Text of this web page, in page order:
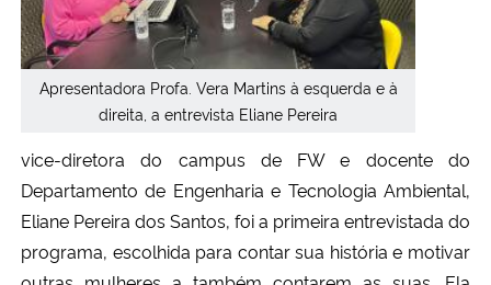
Apresentadora Profa. Vera Martins à esquerda e à
direita, a entrevista Eliane Pereira
vice-diretora do campus de FW e docente do
Departamento de Engenharia e Tecnologia Ambiental,
Eliane Pereira dos Santos, foi a primeira entrevistada do
programa, escolhida para contar sua história e motivar